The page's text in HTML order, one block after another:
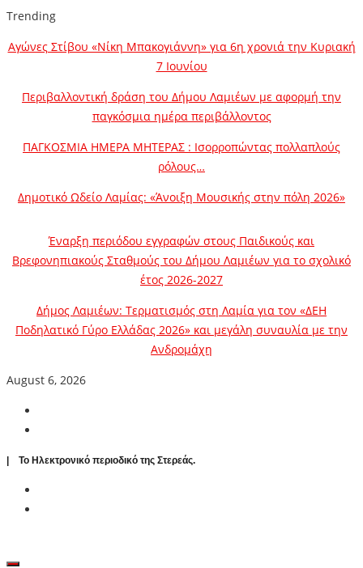
Trending
Αγώνες Στίβου «Νίκη Μπακογιάννη» για 6η χρονιά την Κυριακή
7 Ιουνίου
Περιβαλλοντική δράση του Δήμου Λαμιέων με αφορμή την
παγκόσμια ημέρα περιβάλλοντος
ΠΑΓΚΟΣΜΙΑ ΗΜΕΡΑ ΜΗΤΕΡΑΣ : Ισορροπώντας πολλαπλούς
ρόλους…
Δημοτικό Ωδείο Λαμίας: «Άνοιξη Μουσικής στην πόλη 2026»
Έναρξη περιόδου εγγραφών στους Παιδικούς και
Βρεφονηπιακούς Σταθμούς του Δήμου Λαμιέων για το σχολικό
έτος 2026-2027
Δήμος Λαμιέων: Τερματισμός στη Λαμία για τον «ΔΕΗ
Ποδηλατικό Γύρο Ελλάδας 2026» και μεγάλη συναυλία με την
Ανδρομάχη
August 6, 2026
| To Ηλεκτρονικό περιοδικό της Στερεάς.